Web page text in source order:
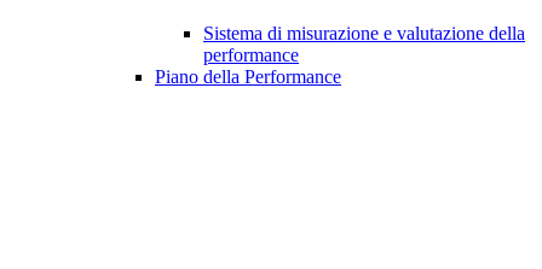
Sistema di misurazione e valutazione della
performance
Piano della Performance